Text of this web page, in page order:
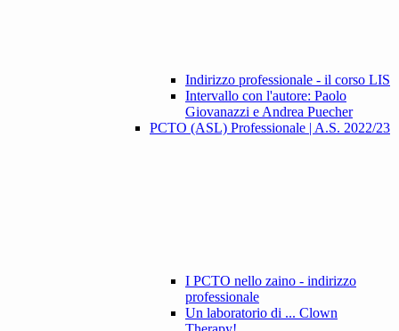
Indirizzo professionale - il corso LIS
Intervallo con l'autore: Paolo
Giovanazzi e Andrea Puecher
PCTO (ASL) Professionale | A.S. 2022/23
I PCTO nello zaino - indirizzo
professionale
Un laboratorio di ... Clown